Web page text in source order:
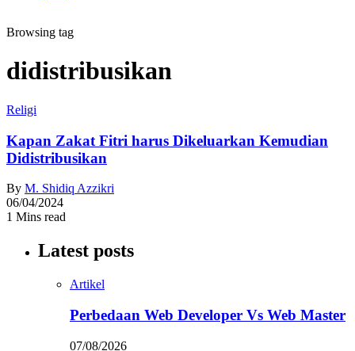
Browsing tag
didistribusikan
Religi
Kapan Zakat Fitri harus Dikeluarkan Kemudian
Didistribusikan
By M. Shidiq Azzikri
06/04/2024
1 Mins read
Latest posts
Artikel
Perbedaan Web Developer Vs Web Master
07/08/2026